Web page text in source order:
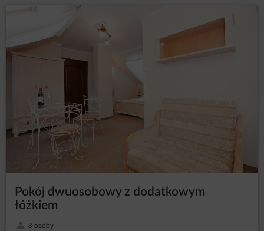
Pokój dwuosobowy z dodatkowym
łóżkiem
3 osoby